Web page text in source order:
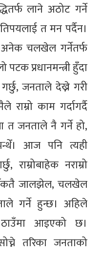
लाने अठोट गर्ने
त मन पर्दैन।
चलखेल गर्नेतर्फ
प्रधानमन्त्री हुँदा
जनताले देख्ने गरी
राम्रो काम गर्दागर्दै
जनताले नै गर्ने हो,
आज पनि त्यही
राम्रोबाहेक नराम्रो
जालझेल, चलखेल
गर्ने हुन्छ। अहिले
आइएको छ।
तरिका जनताको